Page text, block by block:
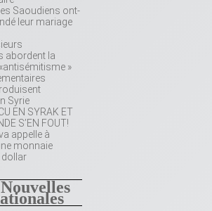
Saoudiens ont-
leur mariage
abordent la
»
Syrie
EN SYRAK ET
S’EN FOUT!
appelle à
monnaie
dollar